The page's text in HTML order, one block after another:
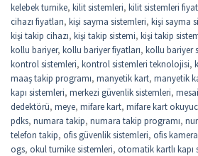
kelebek turnike, kilit sistemleri, kilit sistemleri
cihazı fiyatları, kişi sayma sistemleri, kişi sayma
kişi takip cihazı, kişi takip sistemi, kişi takip
kollu bariyer, kollu bariyer fiyatları, kollu bariyer
kontrol sistemleri, kontrol sistemleri teknolojisi,
maaş takip programı, manyetik kart, manyetik
kapı sistemleri, merkezi güvenlik sistemleri,
dedektörü, meye, mifare kart, mifare kart
pdks, numara takip, numara takip programı,
telefon takip, ofis güvenlik sistemleri, ofis
ogs, okul turnike sistemleri, otomatik kartlı kapı